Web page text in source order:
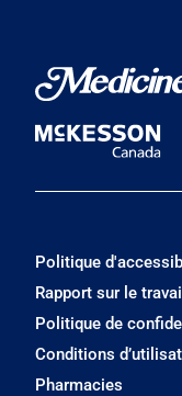
Politique
Rapport sur le
Politique de
Conditions
Pharmacies